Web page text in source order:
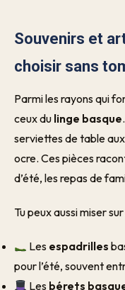
Souvenirs et
choisir sans
Parmi les rayons qui
ceux du linge basque
serviettes de table
ocre. Ces pièces
d’été, les repas de
Tu peux aussi miser sur
Les espadrilles
pour l’été, souvent
Les bérets